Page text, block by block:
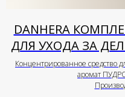
DANHERA
ДЛЯ УХОДА ЗА
Концентрированное средство
аромат